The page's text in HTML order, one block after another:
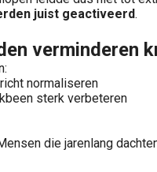
juist geactiveerd.
verminderen
normaliseren
sterk verbeteren
die jarenlang